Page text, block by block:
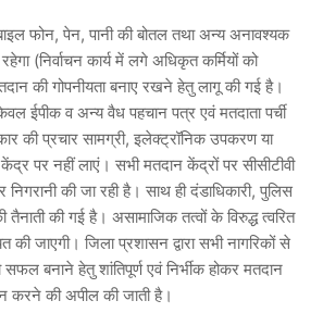
फोन, पेन, पानी की बोतल तथा अन्य अनावश्यक
(निर्वाचन कार्य में लगे अधिकृत कर्मियों को
की गोपनीयता बनाए रखने हेतु लागू की गई है।
ईपीक व अन्य वैध पहचान पत्र एवं मतदाता पर्ची
की प्रचार सामग्री, इलेक्ट्रॉनिक उपकरण या
पर नहीं लाएं। सभी मतदान केंद्रों पर सीसीटीवी
की जा रही है। साथ ही दंडाधिकारी, पुलिस
की गई है। असामाजिक तत्वों के विरुद्ध त्वरित
की जाएगी। जिला प्रशासन द्वारा सभी नागरिकों से
बनाने हेतु शांतिपूर्ण एवं निर्भीक होकर मतदान
करने की अपील की जाती है।